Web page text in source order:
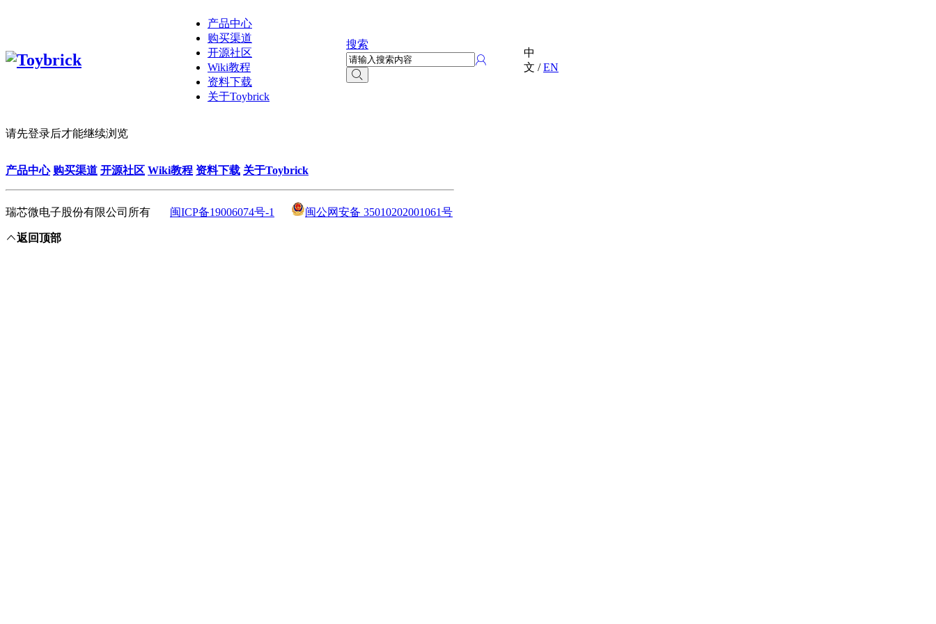
产品中心
购买渠道
开源社区
Wiki教程
资料下载
关于Toybrick
搜索
中
文 /EN
请先登录后才能继续浏览
产品中心 购买渠道 开源社区 Wiki教程 资料下载 关于Toybrick
瑞芯微电子股份有限公司所有 闽ICP备19006074号-1 闽公网安备 35010202001061号
返回顶部